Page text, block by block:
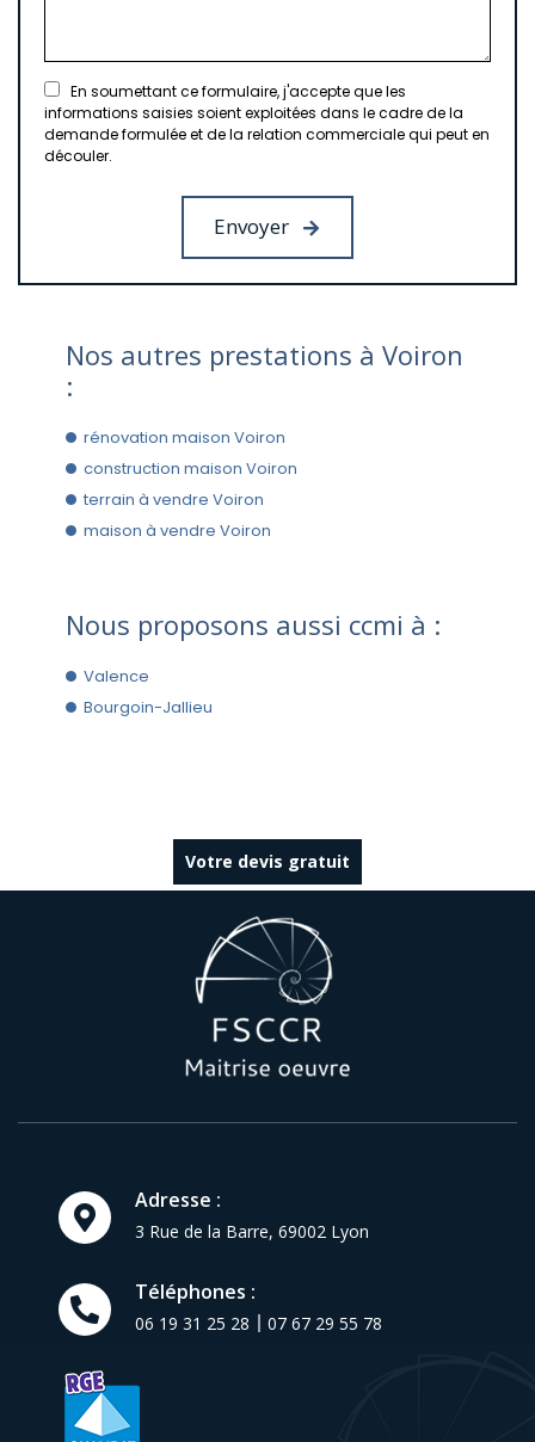
En soumettant ce formulaire, j'accepte que les
informations saisies soient exploitées dans le cadre de la
demande formulée et de la relation commerciale qui peut en
découler.
Nos autres prestations à Voiron
:
rénovation maison Voiron
construction maison Voiron
terrain à vendre Voiron
maison à vendre Voiron
Nous proposons aussi ccmi à :
Valence
Bourgoin-Jallieu
Votre devis gratuit
Adresse :
3 Rue de la Barre, 69002 Lyon
Téléphones :
06 19 31 25 28 07 67 29 55 78